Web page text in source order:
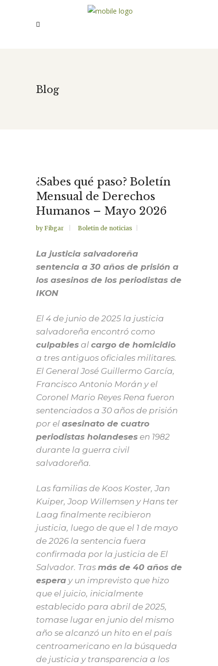
Blog
¿Sabes qué paso? Boletín
Mensual de Derechos
Humanos – Mayo 2026
by Fibgar Boletin de noticias
La justicia salvadoreña
sentencia a 30 años de prisión a
los asesinos de los periodistas de
IKON
El 4 de junio de 2025 la justicia
salvadoreña encontró como
culpables al cargo de homicidio
a tres antiguos oficiales militares.
El General José Guillermo García,
Francisco Antonio Morán y el
Coronel Mario Reyes Rena fueron
sentenciados a 30 años de prisión
por el asesinato de cuatro
periodistas holandeses en 1982
durante la guerra civil
salvadoreña.
Las familias de Koos Koster, Jan
Kuiper, Joop Willemsen y Hans ter
Laag finalmente recibieron
justicia, luego de que el 1 de mayo
de 2026 la sentencia fuera
confirmada por la justicia de El
Salvador. Tras más de 40 años de
espera y un imprevisto que hizo
que el juicio, inicialmente
establecido para abril de 2025,
tomase lugar en junio del mismo
año se alcanzó un hito en el país
centroamericano en la búsqueda
de justicia y transparencia a los